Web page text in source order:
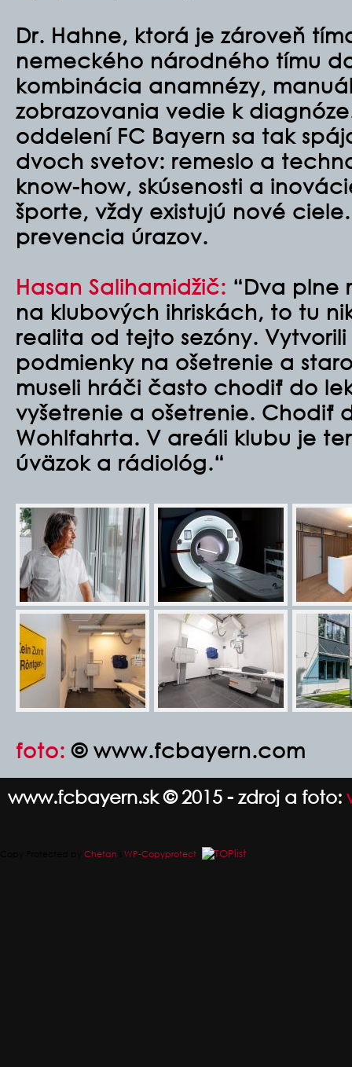
Dr. Hahne, ktorá je zároveň
nemeckého národného tímu
kombinácia anamnézy,
zobrazovania vedie k
oddelení FC Bayern sa tak
dvoch svetov: remeslo a
know-how, skúsenosti a
športe, vždy existujú nové
prevencia úrazov.
Hasan Salihamidžič: “Dva plne
na klubových ihriskách, to tu
realita od tejto sezóny.
podmienky na ošetrenie a
museli hráči často chodiť do
vyšetrenie a ošetrenie. Chodiť
Wohlfahrta. V areáli klubu je
úväzok a rádiológ.“
foto: © www.fcbayern.com
www.fcbayern.sk © 2015 - zdroj a foto:
Chetan WP-Copyprotect